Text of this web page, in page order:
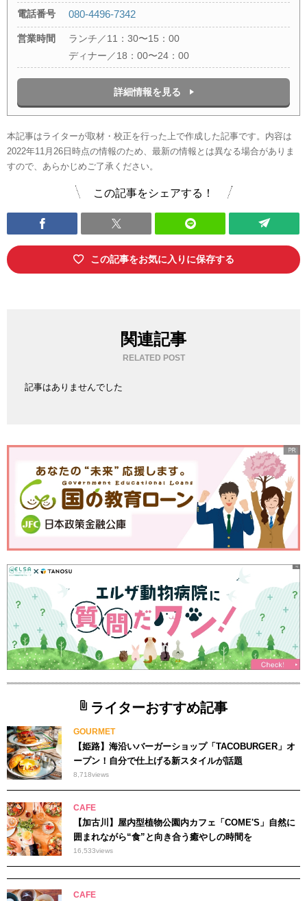
電話番号 080-4496-7342
営業時間
ランチ／11：30〜15：00
ディナー／18：00〜24：00
詳細情報を見る
本記事はライターが取材・校正を行った上で作成した記事です。内容は
2022年11月26日時点の情報のため、最新の情報とは異なる場合がありま
すので、あらかじめご了承ください。
この記事をシェアする！
この記事をお気に入りに保存する
関連記事
RELATED POST
記事はありませんでした
ライターおすすめ記事
GOURMET
【姫路】海沿いバーガーショップ「TACOBURGER」オ
ープン！自分で仕上げる新スタイルが話題
8,718views
CAFE
【加古川】屋内型植物公園内カフェ「COME'S」自然に
囲まれながら“食”と向き合う癒やしの時間を
16,533views
CAFE